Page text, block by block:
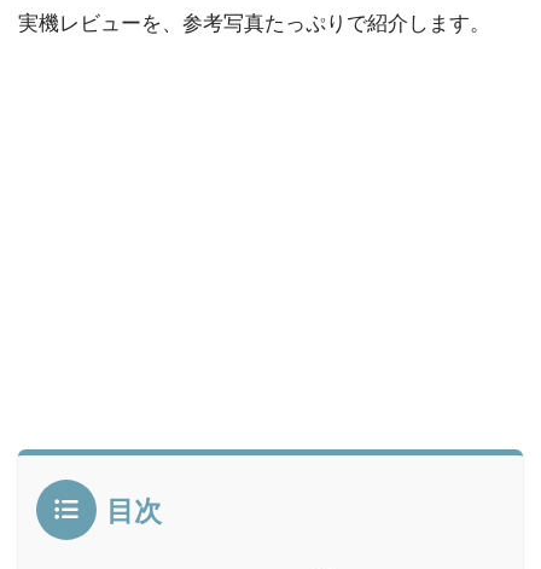
実機レビューを、参考写真たっぷりで紹介します。
目次